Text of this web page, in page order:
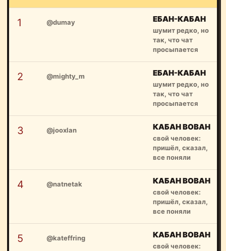
1 @dumay ЕБАН-КАБАН
шумит редко, но
так, что чат
просыпается
2 @mighty_m ЕБАН-КАБАН
шумит редко, но
так, что чат
просыпается
3 @jooxlan КАБАН ВОВАН
свой человек:
пришёл, сказал,
все поняли
4 @natnetak КАБАН ВОВАН
свой человек:
пришёл, сказал,
все поняли
5 @kateffring КАБАН ВОВАН
свой человек: